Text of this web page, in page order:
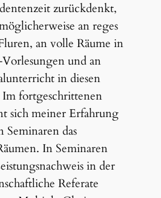
zurückdenkt,
an reges
an volle Räume in
und an
in diesen
fortgeschrittenen
sich meiner Erfahrung
Seminaren das
In Seminaren
in der
Referate